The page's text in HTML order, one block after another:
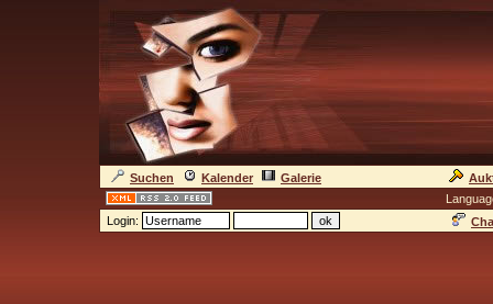
Suchen Kalender Galerie
Login: